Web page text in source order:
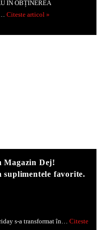
ÎN OBȚINEREA
Citeste articol »
Magazin Dej!
suplimentele favorite.
s-a transformat în… Citeste